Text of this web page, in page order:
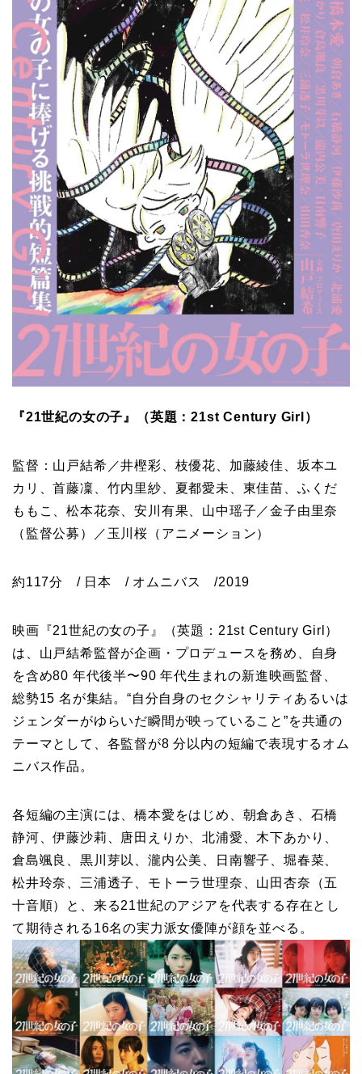
『21世紀の女の子』（英題：21st Century Girl）
監督：山戸結希／井樫彩、枝優花、加藤綾佳、坂本ユ
カリ、首藤凜、竹内里紗、夏都愛未、東佳苗、ふくだ
ももこ、松本花奈、安川有果、山中瑶子／金子由里奈
（監督公募）／玉川桜（アニメーション）
約117分 / 日本 / オムニバス /2019
映画『21世紀の女の子』（英題：21st Century Girl）
は、山戸結希監督が企画・プロデュースを務め、自身
を含め80 年代後半〜90 年代生まれの新進映画監督、
総勢15 名が集結。“自分自身のセクシャリティあるいは
ジェンダーがゆらいだ瞬間が映っていること”を共通の
テーマとして、各監督が8 分以内の短編で表現するオム
ニバス作品。
各短編の主演には、橋本愛をはじめ、朝倉あき、石橋
静河、伊藤沙莉、唐田えりか、北浦愛、木下あかり、
倉島颯良、黒川芽以、瀧内公美、日南響子、堀春菜、
松井玲奈、三浦透子、モトーラ世理奈、山田杏奈（五
十音順）と、来る21世紀のアジアを代表する存在とし
て期待される16名の実力派女優陣が顔を並べる。